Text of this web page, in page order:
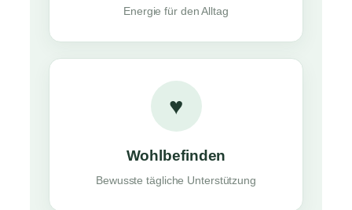
Energie für den Alltag
♥
Wohlbefinden
Bewusste tägliche Unterstützung